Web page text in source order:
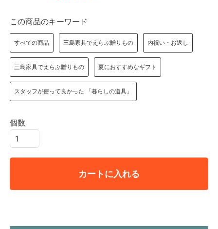
この商品のキーワード
すべての商品 三島家具でえらぶ贈りもの 内祝い・お返し
三島家具でえらぶ贈りもの 夏におすすめなギフト
スタッフが使って良かった 「暮らしの道具」
個数
カートに入れる